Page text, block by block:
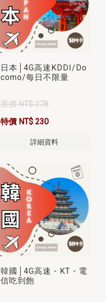
日本│4G高速KDDI/Do
como/每日不限量
原價 NT$ 278
特價 NT$ 230
詳細資料
韓國│4G高速 - KT - 電
信吃到飽